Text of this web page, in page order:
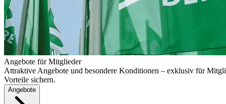
Angebote für Mitglieder
Attraktive Angebote und besondere Konditionen – exklusiv für
Vorteile sichern.
Angebote